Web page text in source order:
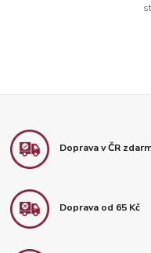
Doprava v ČR
Doprava od 65 Kč